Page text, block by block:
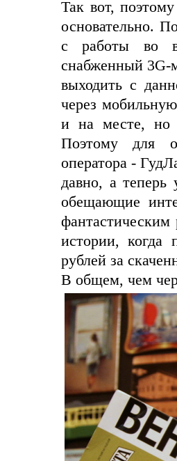
Так вот,
основательно.
с работы во
снабженный 3G-
выходить с
через
и на месте, но
Поэтому для
оператора -
давно, а теперь
обещающие
истории, когда
рублей за
В общем, чем